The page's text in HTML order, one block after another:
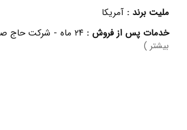
ملیت برند : آمریکا
خدمات پس از فروش : ۲۴ ماه - شرکت حاج صباغ
بیشتر )